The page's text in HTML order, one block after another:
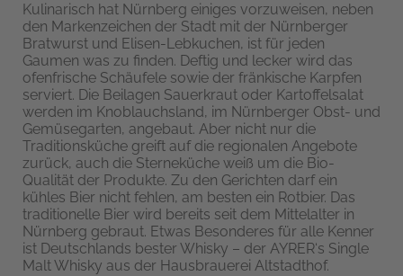
Kulinarisch hat Nürnberg einiges vorzuweisen, neben
den Markenzeichen der Stadt mit der Nürnberger
Bratwurst und Elisen-Lebkuchen, ist für jeden
Gaumen was zu finden. Deftig und lecker wird das
ofenfrische Schäufele sowie der fränkische Karpfen
serviert. Die Beilagen Sauerkraut oder Kartoffelsalat
werden im Knoblauchsland, im Nürnberger Obst- und
Gemüsegarten, angebaut. Aber nicht nur die
Traditionsküche greift auf die regionalen Angebote
zurück, auch die Sterneküche weiß um die Bio-
Qualität der Produkte. Zu den Gerichten darf ein
kühles Bier nicht fehlen, am besten ein Rotbier. Das
traditionelle Bier wird bereits seit dem Mittelalter in
Nürnberg gebraut. Etwas Besonderes für alle Kenner
ist Deutschlands bester Whisky – der AYRER‘s Single
Malt Whisky aus der Hausbrauerei Altstadthof.